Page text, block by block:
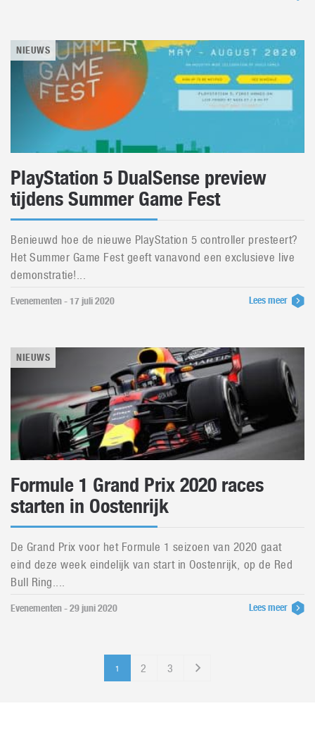
NIEUWS
PlayStation 5 DualSense preview
tijdens Summer Game Fest
Benieuwd hoe de nieuwe PlayStation 5 controller presteert?
Het Summer Game Fest geeft vanavond een exclusieve live
demonstratie!...
Evenementen - 17 juli 2020 Lees meer
NIEUWS
Formule 1 Grand Prix 2020 races
starten in Oostenrijk
De Grand Prix voor het Formule 1 seizoen van 2020 gaat
eind deze week eindelijk van start in Oostenrijk, op de Red
Bull Ring....
Evenementen - 29 juni 2020 Lees meer
1 2 3